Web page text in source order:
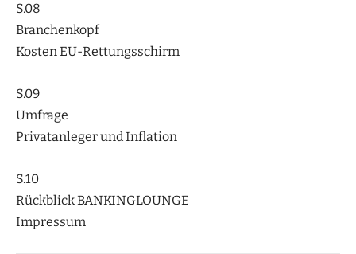
S.08
Branchenkopf
Kosten EU-Rettungsschirm
S.09
Umfrage
Privatanleger und Inflation
S.10
Rückblick BANKINGLOUNGE
Impressum